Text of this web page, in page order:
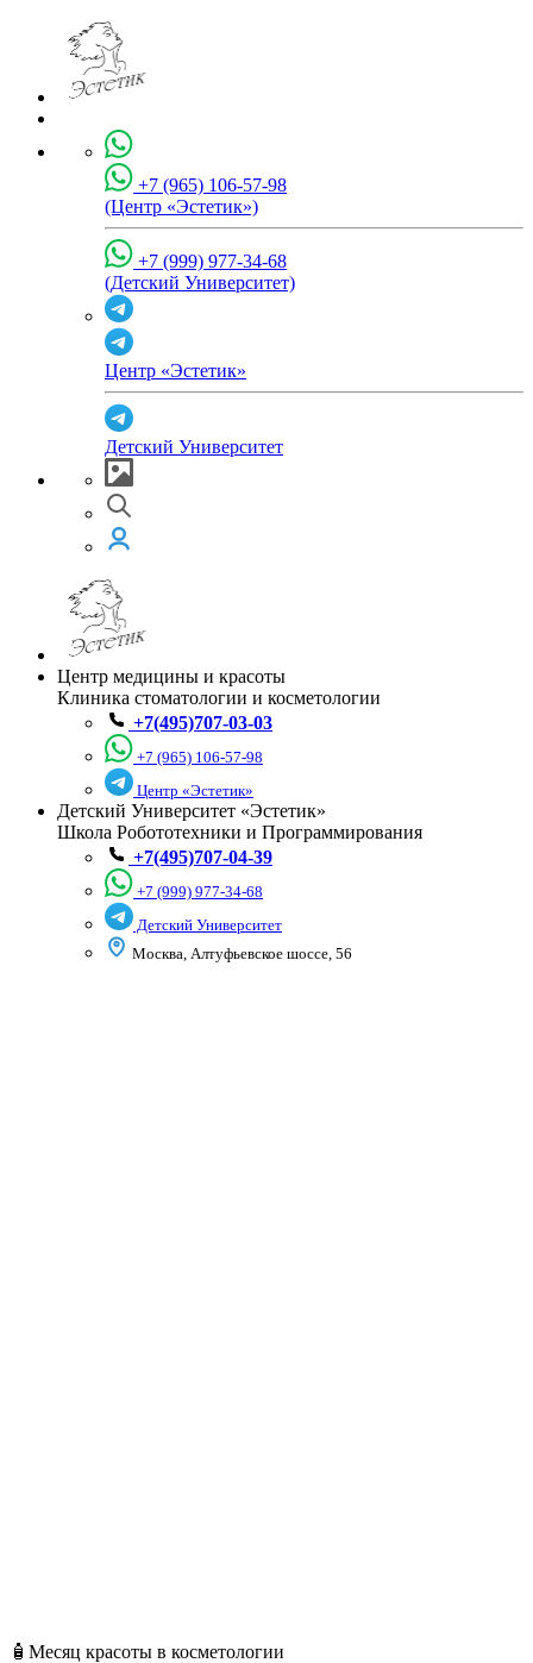
+7 (965) 106-57-98
(Центр «Эстетик»)
+7 (999) 977-34-68
(Детский Университет)
Центр «Эстетик»
Детский Университет
Центр медицины и красоты
Клиника стоматологии и косметологии
+7(495)707-03-03
+7 (965) 106-57-98
Центр «Эстетик»
Детский Университет «Эстетик»
Школа Робототехники и Программирования
+7(495)707-04-39
+7 (999) 977-34-68
Детский Университет
Москва, Алтуфьевское шоссе, 56
🧴Месяц красоты в косметологии